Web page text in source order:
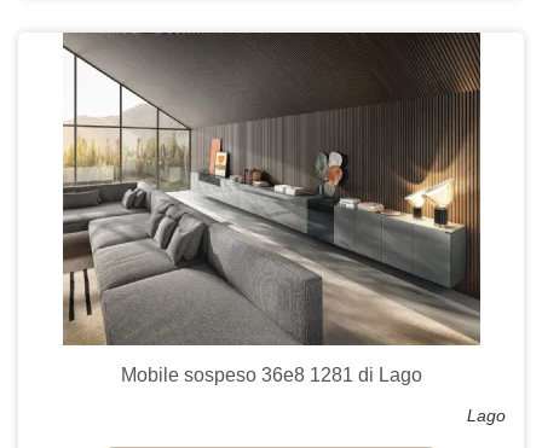
Mobile sospeso 36e8 1281 di Lago
Lago